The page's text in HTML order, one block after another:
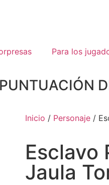
Para los
Inicio / Personaje /
Esclavo
Jaula